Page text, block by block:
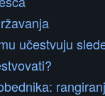
učestvuju